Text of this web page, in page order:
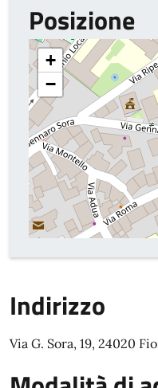
Posizione
+
−
Indirizzo
Via G. Sora, 19, 24020